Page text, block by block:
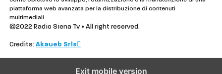
piattaforma web avanzata per la distribuzione di contenuti
multimediali.
©2022 Radio Siena Tv • All right reserved.
Credits:Akaueb Srls
Exit mobile version